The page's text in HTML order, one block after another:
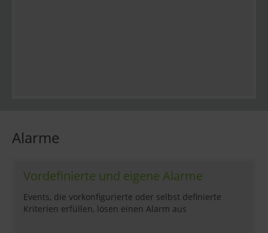
Alarme
Vordefinierte und eigene Alarme
Events, die vorkonfigurierte oder selbst definierte
Kriterien erfüllen, lösen einen Alarm aus